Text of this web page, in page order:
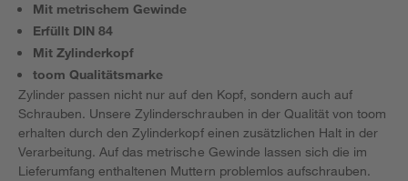
Mit metrischem Gewinde
Erfüllt DIN 84
Mit Zylinderkopf
toom Qualitätsmarke
Zylinder passen nicht nur auf den Kopf, sondern auch auf
Schrauben. Unsere Zylinderschrauben in der Qualität von toom
erhalten durch den Zylinderkopf einen zusätzlichen Halt in der
Verarbeitung. Auf das metrische Gewinde lassen sich die im
Lieferumfang enthaltenen Muttern problemlos aufschrauben.